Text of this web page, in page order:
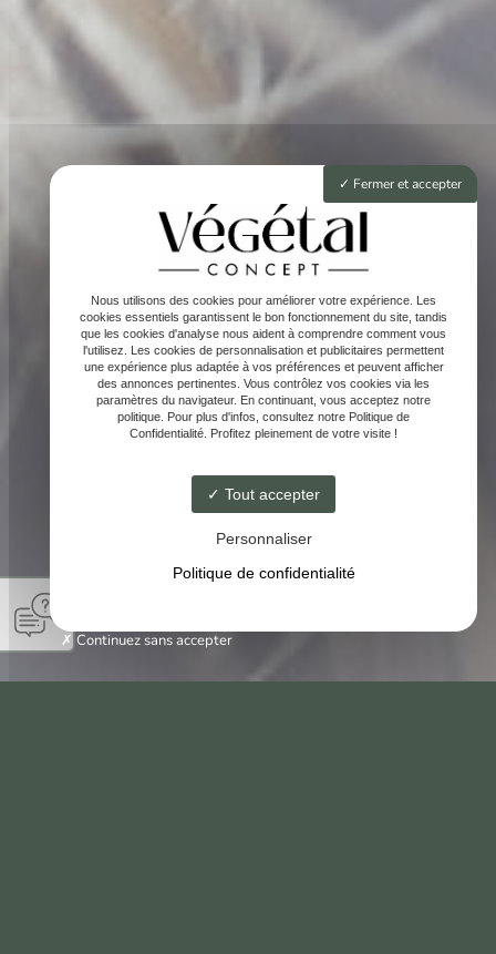
Fermer et accepter
Nous utilisons des cookies pour améliorer votre expérience. Les
cookies essentiels garantissent le bon fonctionnement du site, tandis
que les cookies d'analyse nous aident à comprendre comment vous
l'utilisez. Les cookies de personnalisation et publicitaires permettent
une expérience plus adaptée à vos préférences et peuvent afficher
des annonces pertinentes. Vous contrôlez vos cookies via les
paramètres du navigateur. En continuant, vous acceptez notre
politique. Pour plus d'infos, consultez notre Politique de
Confidentialité. Profitez pleinement de votre visite !
Tout accepter
Personnaliser
Politique de confidentialité
Continuez sans accepter